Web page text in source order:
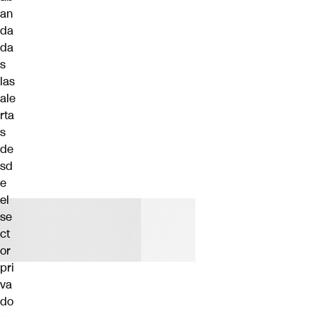
an
da
da
s
las
ale
rta
s
de
sd
e
el
se
ct
or
pri
va
do